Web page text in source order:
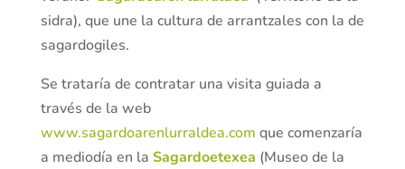
sidra), que une la cultura de arrantzales con la de
sagardogiles.
Se trataría de contratar una visita guiada a
través de la web
www.sagardoarenlurraldea.com que comenzaría
a mediodía en la Sagardoetexea (Museo de la